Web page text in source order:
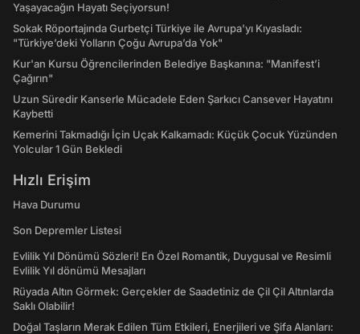
Yaşayacağın Hayatı Seçiyorsun!
Sokak Röportajında Gurbetçi Türkiye ile Avrupa'yı Kıyasladı:
"Türkiye’deki Yolların Çoğu Avrupa’da Yok"
Kur'an Kursu Öğrencilerinden Belediye Başkanına: "Manifest’i
Çağırın"
Uzun Süredir Kanserle Mücadele Eden Şarkıcı Cansever Hayatını
Kaybetti
Kemerini Takmadığı İçin Uçak Kalkamadı: Küçük Çocuk Yüzünden
Yolcular 1 Gün Bekledi
Hızlı Erişim
Hava Durumu
Son Depremler Listesi
Evlilik Yıl Dönümü Sözleri! En Özel Romantik, Duygusal ve Resimli
Evlilik Yıl dönümü Mesajları
Rüyada Altın Görmek: Gerçekler de Saadetiniz de Çil Çil Altınlarda
Saklı Olabilir!
Doğal Taşların Merak Edilen Tüm Etkileri, Enerjileri ve Şifa Alanları: